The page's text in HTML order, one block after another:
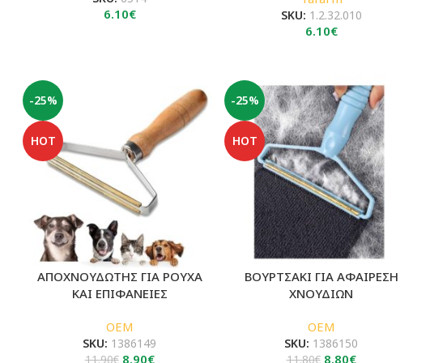
6.10€ SKU: 1.2.32.010
6.10€
-25%
HOT
ΑΠΟΧΝΟΥΔΩΤΗΣ ΓΙΑ ΡΟΥΧΑ
ΚΑΙ ΕΠΙΦΑΝΕΙΕΣ
OEM
SKU: 1386149
11.90€ Original
8.90€Η
-25%
HOT
ΒΟΥΡΤΣΑΚΙ ΓΙΑ ΑΦΑΙΡΕΣΗ
ΧΝΟΥΔΙΩΝ
OEM
SKU: 1386150
11.80€ Original
8.80€Η